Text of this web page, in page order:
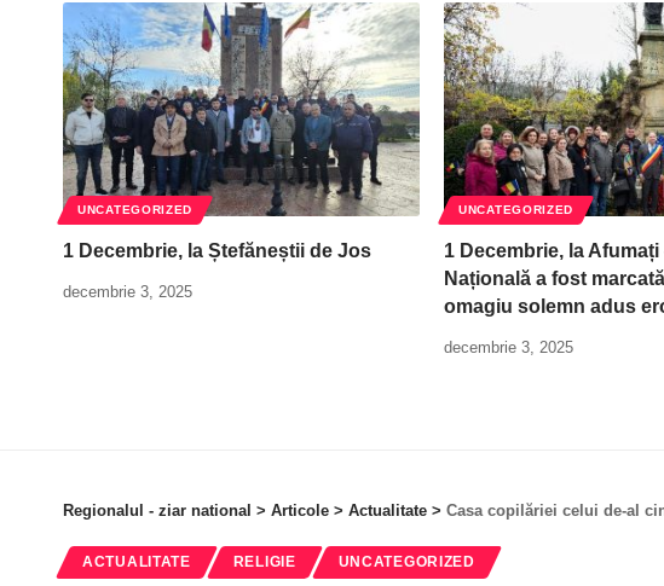
UNCATEGORIZED
1 Decembrie, la Ștefăneștii de Jos
decembrie 3, 2025
UNCATEGORIZED
1 Decembrie, la Afumați
Națională a fost
omagiu solemn adus
decembrie 3, 2025
Regionalul - ziar national > Articole > Actualitate > Casa copilăriei celui de-al
ACTUALITATE RELIGIE UNCATEGORIZED